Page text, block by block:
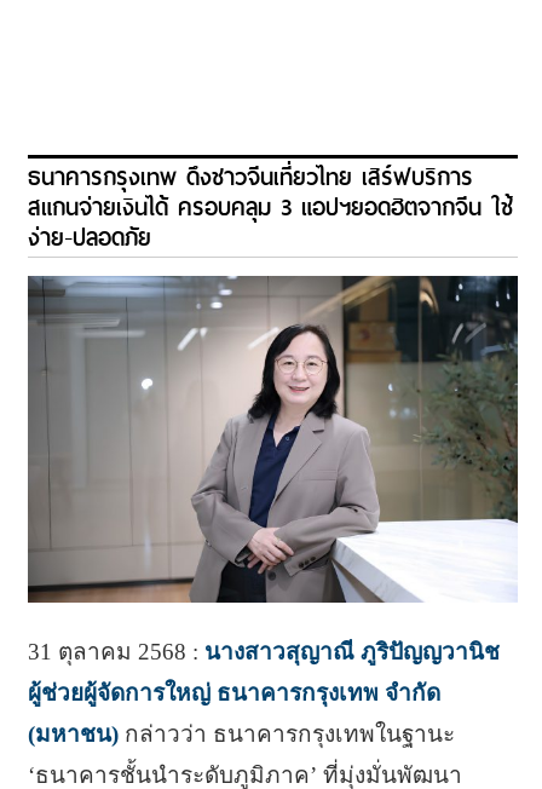
ธนาคารกรุงเทพ ดึงชาวจีนเที่ยวไทย เสิร์ฟบริการ
สแกนจ่ายเงินได้ ครอบคลุม 3 แอปฯยอดฮิตจากจีน ใช้
ง่าย-ปลอดภัย
31 ตุลาคม 2568 : นางสาวสุญาณี ภูริปัญญวานิช
ผู้ช่วยผู้จัดการใหญ่ ธนาคารกรุงเทพ จำกัด
(มหาชน)กล่าวว่า ธนาคารกรุงเทพในฐานะ
‘ธนาคารชั้นนำระดับภูมิภาค’ ที่มุ่งมั่นพัฒนา